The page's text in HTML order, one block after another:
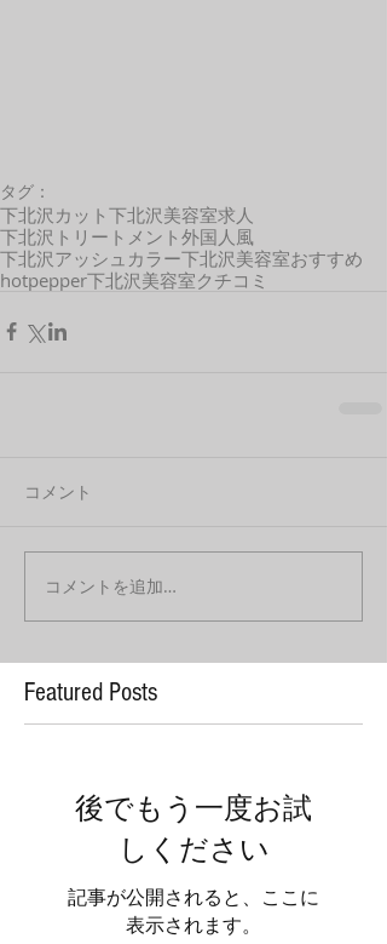
タグ：
下北沢カット 下北沢美容室求人
下北沢トリートメント 外国人風
下北沢アッシュカラー下北沢美容室おすすめ
hotpepper下北沢美容室クチコミ
コメント
コメントを追加…
Featured Posts
後でもう一度お試
しください
記事が公開されると、ここに
表示されます。